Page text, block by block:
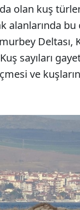
olan kuş
alanlarında bu
Deltası,
sayıları gayet
ve